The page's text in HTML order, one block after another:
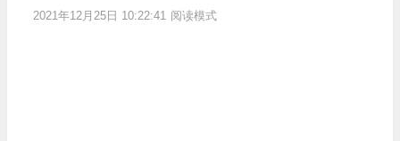
2021年12月25日 10:22:41 阅读模式